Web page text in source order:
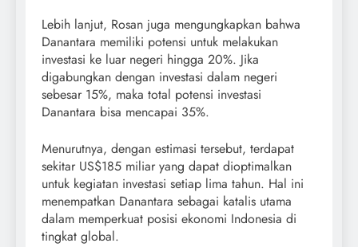
Lebih lanjut, Rosan juga mengungkapkan bahwa
Danantara memiliki potensi untuk melakukan
investasi ke luar negeri hingga 20%. Jika
digabungkan dengan investasi dalam negeri
sebesar 15%, maka total potensi investasi
Danantara bisa mencapai 35%.
Menurutnya, dengan estimasi tersebut, terdapat
sekitar US$185 miliar yang dapat dioptimalkan
untuk kegiatan investasi setiap lima tahun. Hal ini
menempatkan Danantara sebagai katalis utama
dalam memperkuat posisi ekonomi Indonesia di
tingkat global.